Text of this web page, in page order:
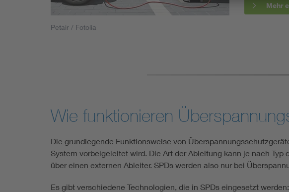
Petair / Fotolia
Mehr
Wie funktionieren
Die grundlegende Funktionsweise von
System vorbeigeleitet wird. Die Art der Ableitung kann je nach
über einen externen Ableiter. SPDs werden also nur bei
Es gibt verschiedene Technologien, die in SPDs eingesetzt werden: